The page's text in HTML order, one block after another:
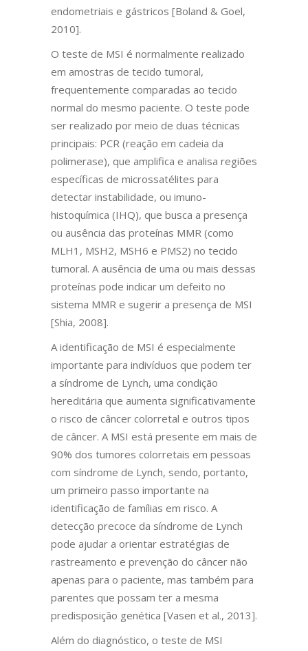
endometriais e gástricos [Boland & Goel,
2010].
O teste de MSI é normalmente realizado
em amostras de tecido tumoral,
frequentemente comparadas ao tecido
normal do mesmo paciente. O teste pode
ser realizado por meio de duas técnicas
principais: PCR (reação em cadeia da
polimerase), que amplifica e analisa regiões
específicas de microssatélites para
detectar instabilidade, ou imuno-
histoquímica (IHQ), que busca a presença
ou ausência das proteínas MMR (como
MLH1, MSH2, MSH6 e PMS2) no tecido
tumoral. A ausência de uma ou mais dessas
proteínas pode indicar um defeito no
sistema MMR e sugerir a presença de MSI
[Shia, 2008].
A identificação de MSI é especialmente
importante para indivíduos que podem ter
a síndrome de Lynch, uma condição
hereditária que aumenta significativamente
o risco de câncer colorretal e outros tipos
de câncer. A MSI está presente em mais de
90% dos tumores colorretais em pessoas
com síndrome de Lynch, sendo, portanto,
um primeiro passo importante na
identificação de famílias em risco. A
detecção precoce da síndrome de Lynch
pode ajudar a orientar estratégias de
rastreamento e prevenção do câncer não
apenas para o paciente, mas também para
parentes que possam ter a mesma
predisposição genética [Vasen et al., 2013].
Além do diagnóstico, o teste de MSI